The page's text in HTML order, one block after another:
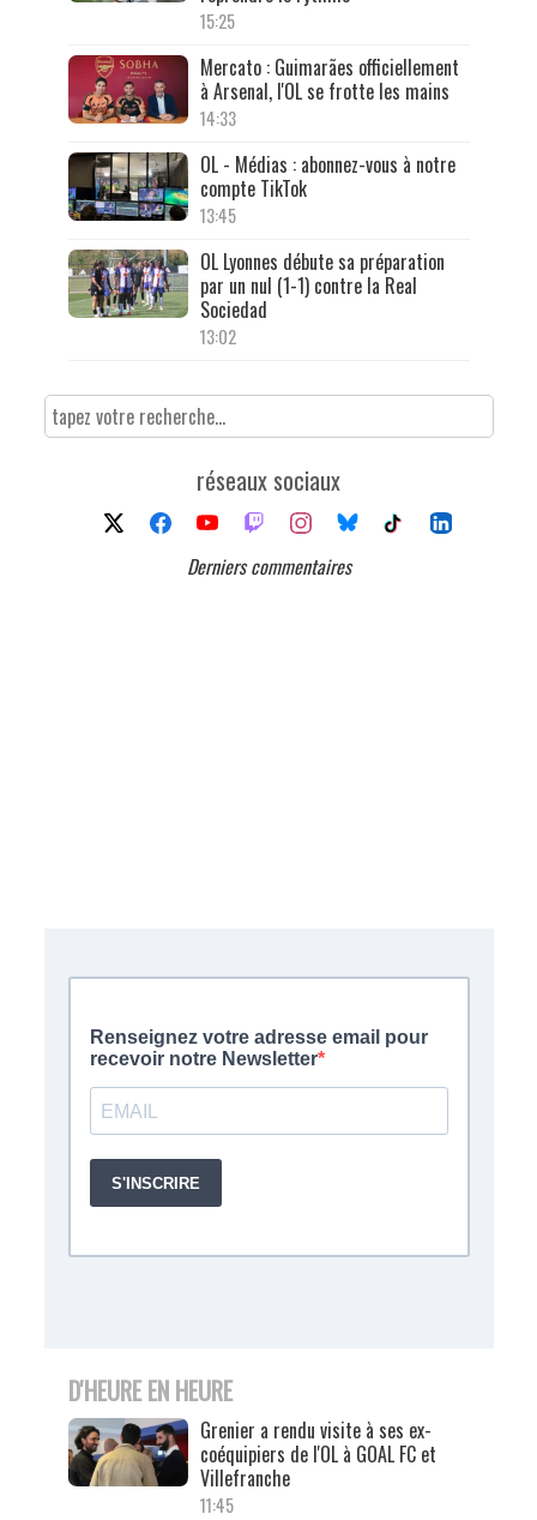
15:25
Mercato : Guimarães officiellement
à Arsenal, l'OL se frotte les mains
14:33
OL - Médias : abonnez-vous à notre
compte TikTok
13:45
OL Lyonnes débute sa préparation
par un nul (1-1) contre la Real
Sociedad
13:02
réseaux sociaux
Derniers commentaires
D'HEURE EN HEURE
Grenier a rendu visite à ses ex-
coéquipiers de l'OL à GOAL FC et
Villefranche
11:45